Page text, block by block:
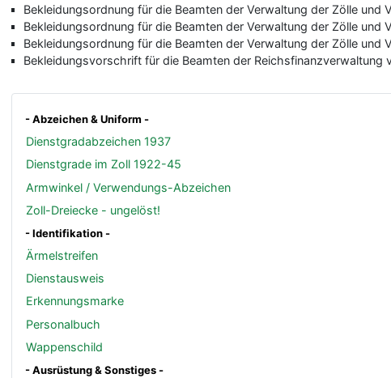
- Abzeichen & Uniform -
Dienstgradabzeichen 1937
Dienstgrade im Zoll 1922-45
Armwinkel / Verwendungs-Abzeichen
Zoll-Dreiecke - ungelöst!
- Identifikation -
Ärmelstreifen
Dienstausweis
Erkennungsmarke
Personalbuch
Wappenschild
- Ausrüstung & Sonstiges -
Bekleidungsordnung für die Beamten der Verwaltung der Zölle
Bekleidungsordnung für die Beamten der Verwaltung der Zölle
Bekleidungsordnung für die Beamten der Verwaltung der Zölle und
Bekleidungsvorschrift für die Beamten der Reichsfinanzverwaltung